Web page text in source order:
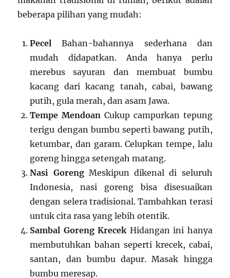
beberapa pilihan yang mudah:
Pecel Bahan-bahannya sederhana dan
mudah didapatkan. Anda hanya perlu
merebus sayuran dan membuat bumbu
kacang dari kacang tanah, cabai, bawang
putih, gula merah, dan asam Jawa.
Tempe Mendoan Cukup campurkan tepung
terigu dengan bumbu seperti bawang putih,
ketumbar, dan garam. Celupkan tempe, lalu
goreng hingga setengah matang.
Nasi GorengMeskipun dikenal di seluruh
Indonesia, nasi goreng bisa disesuaikan
dengan selera tradisional. Tambahkan terasi
untuk cita rasa yang lebih otentik.
Sambal Goreng KrecekHidangan ini hanya
membutuhkan bahan seperti krecek, cabai,
santan, dan bumbu dapur. Masak hingga
bumbu meresap.